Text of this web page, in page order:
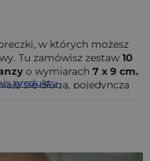
w których możesz
Tu zamówisz zestaw 10
o wymiarach 7 x 9 cm.
się długą, pojedynczą
produktu